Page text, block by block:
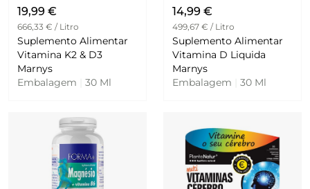
19,99 €
666,33 € / Litro
Suplemento Alimentar
Vitamina K2 & D3
Marnys
Embalagem
30 Ml
14,99 €
499,67 € / Litro
Suplemento Alimentar
Vitamina D Liquida
Marnys
Embalagem
30 Ml